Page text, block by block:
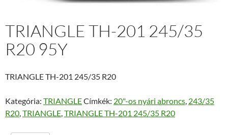
TRIANGLE TH-201 245/35
R20 95Y
TRIANGLE TH-201 245/35 R20
Kategória: TRIANGLECímkék: 20"-os nyári abroncs, 243/35
R20,TRIANGLE,TRIANGLE TH-201 245/35 R20